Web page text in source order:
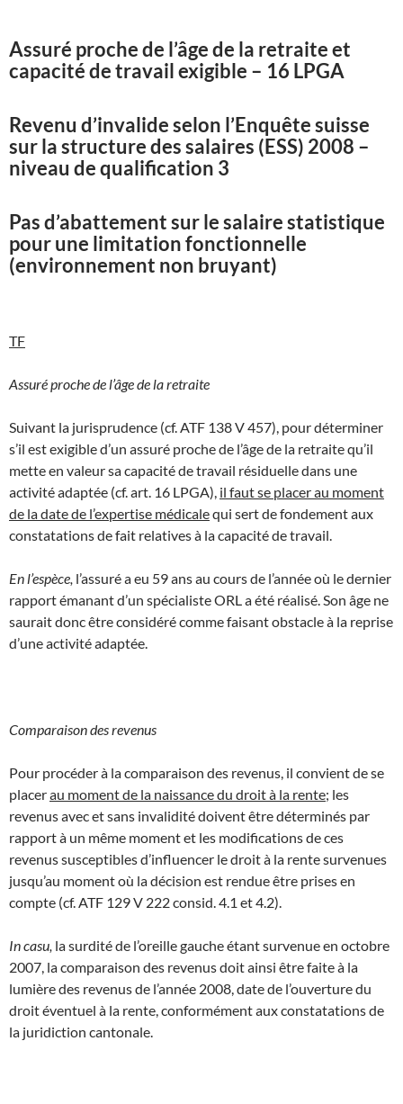
Assuré proche de l’âge de la retraite et
capacité de travail exigible – 16 LPGA
Revenu d’invalide selon l’Enquête suisse
sur la structure des salaires (ESS) 2008 –
niveau de qualification 3
Pas d’abattement sur le salaire statistique
pour une limitation fonctionnelle
(environnement non bruyant)
TF
Assuré proche de l’âge de la retraite
Suivant la jurisprudence (cf. ATF 138 V 457), pour déterminer
s’il est exigible d’un assuré proche de l’âge de la retraite qu’il
mette en valeur sa capacité de travail résiduelle dans une
activité adaptée (cf. art. 16 LPGA), il faut se placer au moment
de la date de l’expertise médicalequi sert de fondement aux
constatations de fait relatives à la capacité de travail.
En l’espèce, l’assuré a eu 59 ans au cours de l’année où le dernier
rapport émanant d’un spécialiste ORL a été réalisé. Son âge ne
saurait donc être considéré comme faisant obstacle à la reprise
d’une activité adaptée.
Comparaison des revenus
Pour procéder à la comparaison des revenus, il convient de se
placerau moment de la naissance du droit à la rente; les
revenus avec et sans invalidité doivent être déterminés par
rapport à un même moment et les modifications de ces
revenus susceptibles d’influencer le droit à la rente survenues
jusqu’au moment où la décision est rendue être prises en
compte (cf. ATF 129 V 222 consid. 4.1 et 4.2).
In casu, la surdité de l’oreille gauche étant survenue en octobre
2007, la comparaison des revenus doit ainsi être faite à la
lumière des revenus de l’année 2008, date de l’ouverture du
droit éventuel à la rente, conformément aux constatations de
la juridiction cantonale.